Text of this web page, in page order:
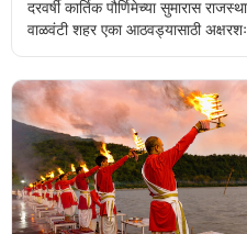
दरवर्षी कार्तिक पौर्णिमेच्या सुमारास
वाळवंटी शहर एका आठवड्यासाठी